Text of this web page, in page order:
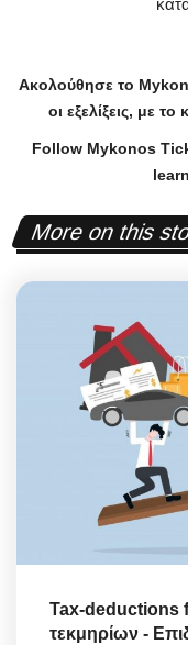
Ακολούθησε το
οι εξελίξεις, με το
Follow Mykonos
More on this
Tax-deductions
τεκμηρίων -